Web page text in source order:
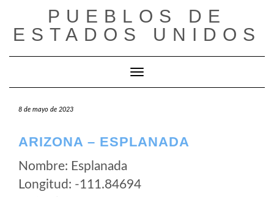
contenido
PUEBLOS DE
ESTADOS UNIDOS
Cambiar modo de navegación
8 de mayo de 2023
ARIZONA – ESPLANADA
Nombre: Esplanada
Longitud: -111.84694